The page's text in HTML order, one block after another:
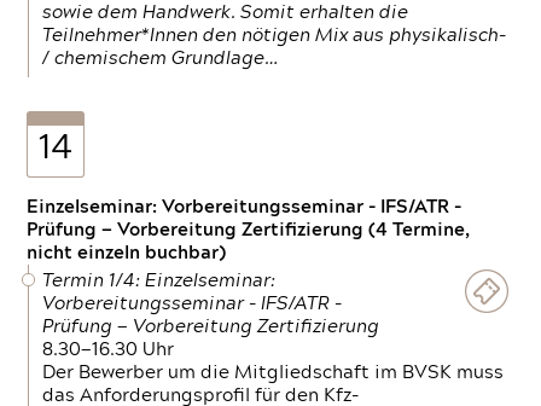
sowie dem Handwerk. Somit erhalten die
Teilnehmer*Innen den nötigen Mix aus physikalisch-
/ chemischem Grundlage…
14
Einzelseminar: Vorbereitungsseminar - IFS/ATR -
Prüfung — Vorbereitung Zertifizierung (4 Termine,
nicht einzeln buchbar)
Termin 1/4: Einzelseminar:
Vorbereitungsseminar - IFS/ATR -
Prüfung — Vorbereitung Zertifizierung
8.30—16.30 Uhr
Der Bewerber um die Mitgliedschaft im BVSK muss
das Anforderungsprofil für den Kfz-